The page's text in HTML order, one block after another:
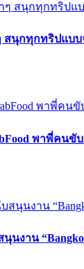
สนุกทุกทริปแบบ
พาพี่คนขั
น